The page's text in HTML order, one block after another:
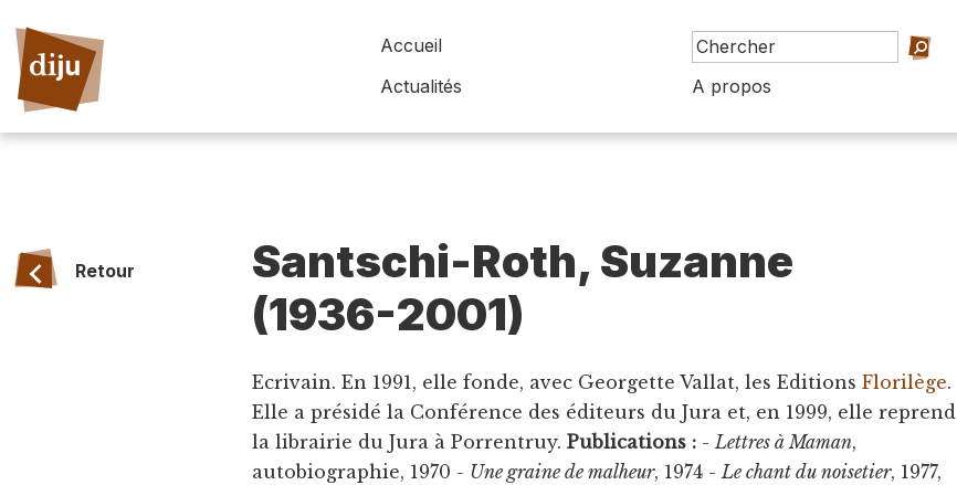
Accueil
Actualités
A propos
Retour
Santschi-Roth, Suzanne
(1936-2001)
Ecrivain. En 1991, elle fonde, avec Georgette Vallat, les EditionsFlorilège.
Elle a présidé la Conférence des éditeurs du Jura et, en 1999, elle reprend
la librairie du Jura à Porrentruy.Publications : -Lettres à Maman,
autobiographie, 1970 - Une graine de malheur, 1974 -Le chant du noisetier, 1977,